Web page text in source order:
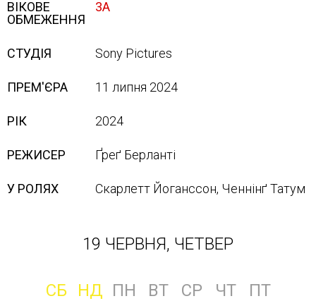
ВІКОВЕ
ОБМЕЖЕННЯ
3А
СТУДІЯ Sony Pictures
ПРЕМ'ЄРА 11 липня 2024
РІК 2024
РЕЖИСЕР Ґреґ Берланті
У РОЛЯХ Скарлетт Йоганссон, Ченнінґ Татум
19 ЧЕРВНЯ, ЧЕТВЕР
СБ НД ПН ВТ СР ЧТ
ПТ